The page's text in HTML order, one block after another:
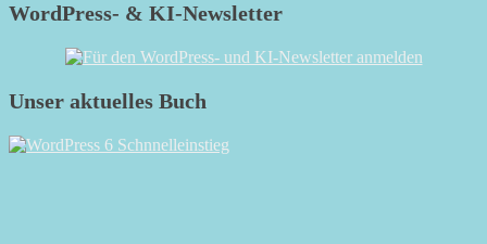
WordPress- & KI-Newsletter
Unser aktuelles Buch